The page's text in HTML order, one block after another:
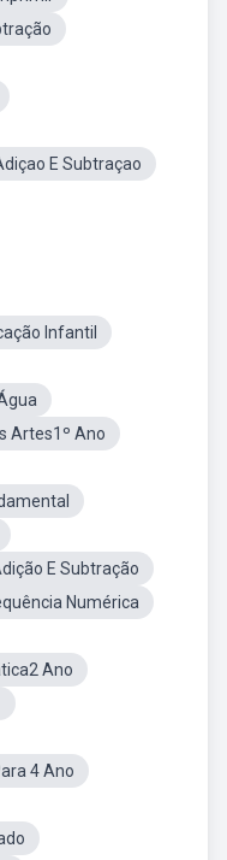
E Subtraçao
Infantil
Artes1º Ano
E Subtração
Numérica
Ano
4 Ano